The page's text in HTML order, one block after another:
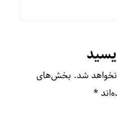
شد. بخش‌های
*